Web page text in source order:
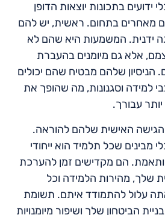
ידועים בתכונות יוצאות הדופן
מאחרים בתחום. ראשית, יש להם
ידנית. המשמעות היא שהם לא
אלא גם מיומנים בהעברת
הניסיון שלהם מבטיח שהם יכולים
למידה וסגנונות, מה שהופך את
עבורך.
האישית שלהם להוראה.
מבינים שכל תלמיד הוא ייחודי
הם מקדישים זמן להערכת
שלך, מהירות הלמידה וכל
עלול להתמודד איתם. תשומת
הביטחון שלך ושיפור מיומנויות